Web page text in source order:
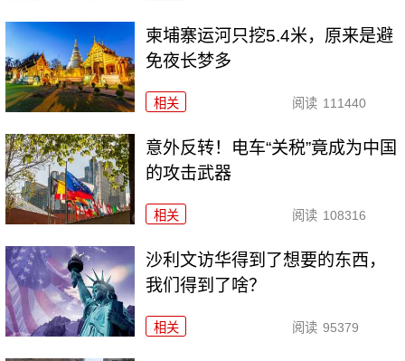
柬埔寨运河只挖5.4米，原来是避
免夜长梦多
相关 阅读 111440
意外反转！电车“关税”竟成为中国
的攻击武器
相关 阅读 108316
沙利文访华得到了想要的东西，
我们得到了啥？
相关 阅读 95379